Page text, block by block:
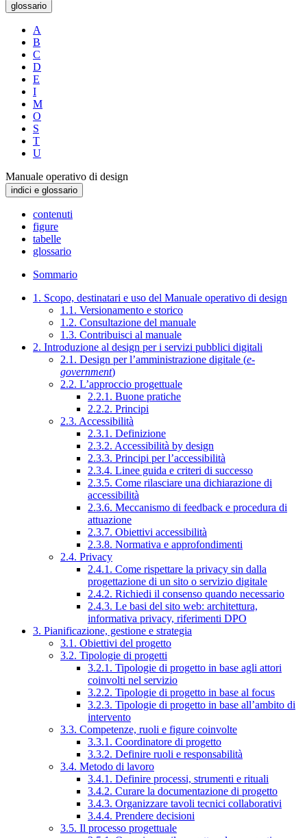
glossario
A
B
C
D
E
I
M
O
S
T
U
Manuale operativo di design
indici e glossario
contenuti
figure
tabelle
glossario
Sommario
1. Scopo, destinatari e uso del Manuale operativo di design
1.1. Versionamento e storico
1.2. Consultazione del manuale
1.3. Contribuisci al manuale
2. Introduzione al design per i servizi pubblici digitali
2.1. Design per l’amministrazione digitale (e-
government)
2.2. L’approccio progettuale
2.2.1. Buone pratiche
2.2.2. Principi
2.3. Accessibilità
2.3.1. Definizione
2.3.2. Accessibilità by design
2.3.3. Principi per l’accessibilità
2.3.4. Linee guida e criteri di successo
2.3.5. Come rilasciare una dichiarazione di
accessibilità
2.3.6. Meccanismo di feedback e procedura di
attuazione
2.3.7. Obiettivi accessibilità
2.3.8. Normativa e approfondimenti
2.4. Privacy
2.4.1. Come rispettare la privacy sin dalla
progettazione di un sito o servizio digitale
2.4.2. Richiedi il consenso quando necessario
2.4.3. Le basi del sito web: architettura,
informativa privacy, riferimenti DPO
3. Pianificazione, gestione e strategia
3.1. Obiettivi del progetto
3.2. Tipologie di progetti
3.2.1. Tipologie di progetto in base agli attori
coinvolti nel servizio
3.2.2. Tipologie di progetto in base al focus
3.2.3. Tipologie di progetto in base all’ambito di
intervento
3.3. Competenze, ruoli e figure coinvolte
3.3.1. Coordinatore di progetto
3.3.2. Definire ruoli e responsabilità
3.4. Metodo di lavoro
3.4.1. Definire processi, strumenti e rituali
3.4.2. Curare la documentazione di progetto
3.4.3. Organizzare tavoli tecnici collaborativi
3.4.4. Prendere decisioni
3.5. Il processo progettuale